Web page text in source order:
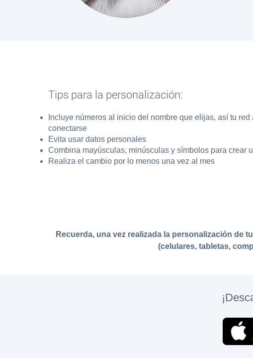
Tips para la personalización:
Incluye números al inicio del nombre que elijas, así tu
conectarse
Evita usar datos personales
Combina mayúsculas, minúsculas y símbolos para crear
Realiza el cambio por lo menos una vez al mes
Recuerda, una vez realizada la personalización
(celulares, tabletas,